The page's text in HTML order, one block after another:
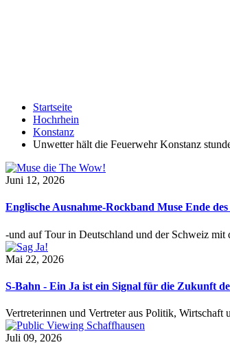
Startseite
Hochrhein
Konstanz
Unwetter hält die Feuerwehr Konstanz
Juni 12, 2026
Englische Ausnahme-Rockband Muse Ende
-und auf Tour in Deutschland und der Schweiz
Mai 22, 2026
S-Bahn - Ein Ja ist ein Signal für die Zukunft
Vertreterinnen und Vertreter aus Politik,
Juli 09, 2026